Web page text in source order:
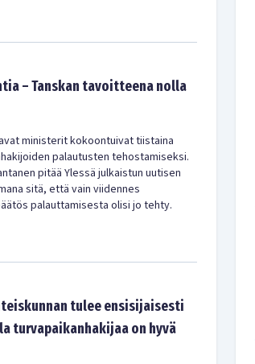
– Tanskan tavoitteena nolla
ministerit kokoontuivat tiistaina
palautusten tehostamiseksi.
pitää Ylessä julkaistun uutisen
sitä, että vain viidennes
palauttamisesta olisi jo tehty.
tulee ensisijaisesti
turvapaikanhakijaa on hyvä